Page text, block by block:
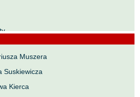
Muszera
Suskiewicza
Kierca